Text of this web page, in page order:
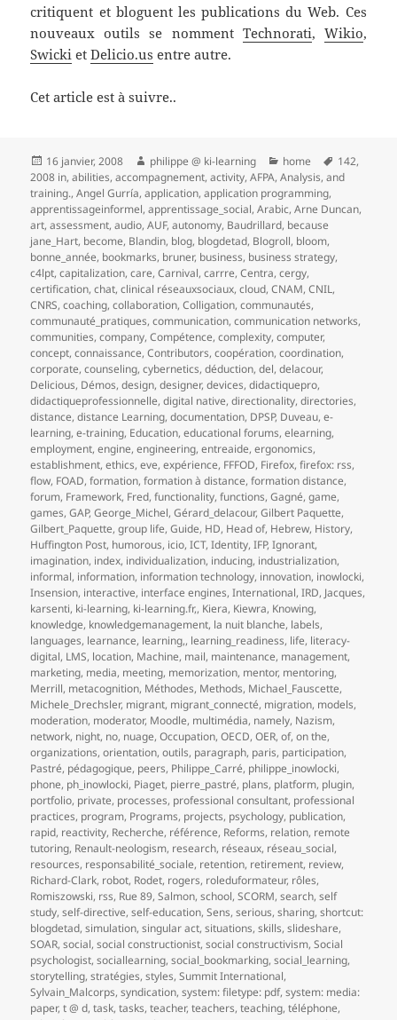
critiquent et bloguent les publications du Web. Ces
nouveaux outils se nomment Technorati, Wikio,
Swicki etDelicio.us entre autre.
Cet article est à suivre..
Publié
le
16 janvier, 2008 Auteur
philippe @ ki-learning Catégories
home
Mots-
clés
142,
2008 in,abilities,accompagnement,activity,AFPA,Analysis,and
training.,Angel Gurría,application,application programming,
apprentissageinformel,apprentissage_social,Arabic,Arne Duncan,
art,assessment,audio,AUF,autonomy, Baudrillard, because
jane_Hart, become, Blandin, blog, blogdetad, Blogroll, bloom,
bonne_année, bookmarks, bruner, business, business strategy,
c4lpt,capitalization,care,Carnival,carrre,Centra,cergy,
certification,chat,clinical réseauxsociaux,cloud,CNAM,CNIL,
CNRS,coaching,collaboration,Colligation,communautés,
communauté_pratiques,communication,communication networks,
communities,company,Compétence,complexity,computer,
concept,connaissance,Contributors,coopération,coordination,
corporate,counseling,cybernetics,déduction,del,delacour,
Delicious, Démos,design,designer,devices,didactiquepro,
didactiqueprofessionnelle,digital native,directionality,directories,
distance,distance Learning,documentation, DPSP, Duveau,e-
learning,e-training, Education,educational forums,elearning,
employment,engine,engineering,entreaide,ergonomics,
establishment,ethics,eve,expérience, FFFOD, Firefox,firefox: rss,
flow, FOAD,formation,formation à distance,formation distance,
forum, Framework, Fred,functionality,functions,Gagné,game,
games,GAP,George_Michel,Gérard_delacour,Gilbert Paquette,
Gilbert_Paquette,group life,Guide, HD, Head of, Hebrew, History,
Huffington Post, humorous, icio,ICT,Identity,IFP,Ignorant,
imagination, index, individualization, inducing, industrialization,
informal, information, information technology, innovation, inowlocki,
Insension, interactive, interface engines,International,IRD, Jacques,
karsenti, ki-learning, ki-learning.fr,, Kiera, Kiewra, Knowing,
knowledge, knowledgemanagement, la nuit blanche, labels,
languages, learnance, learning,, learning_readiness, life, literacy-
digital, LMS, location, Machine, mail, maintenance, management,
marketing, media, meeting, memorization, mentor, mentoring,
Merrill, metacognition, Méthodes, Methods, Michael_Fauscette,
Michele_Drechsler, migrant, migrant_connecté, migration, models,
moderation, moderator, Moodle, multimédia, namely, Nazism,
network, night, no, nuage,Occupation,OECD,OER,of,on the,
organizations,orientation,outils, paragraph, paris, participation,
Pastré, pédagogique, peers, Philippe_Carré, philippe_inowlocki,
phone, ph_inowlocki, Piaget, pierre_pastré, plans, platform, plugin,
portfolio, private, processes, professional consultant, professional
practices, program, Programs, projects, psychology, publication,
rapid, reactivity, Recherche, référence, Reforms, relation, remote
tutoring, Renault-neologism, research, réseaux, réseau_social,
resources, responsabilité_sociale, retention, retirement, review,
Richard-Clark, robot, Rodet, rogers, roleduformateur, rôles,
Romiszowski, rss, Rue 89,Salmon,school,SCORM,search,self
study,self-directive,self-education,Sens,serious,sharing,shortcut:
blogdetad,simulation,singular act,situations,skills,slideshare,
SOAR,social,social constructionist,social constructivism,Social
psychologist,sociallearning,social_bookmarking,social_learning,
storytelling,stratégies,styles,Summit International,
Sylvain_Malcorps,syndication,system: filetype: pdf,system: media:
paper,t @ d,task,tasks,teacher,teachers,teaching,téléphone,